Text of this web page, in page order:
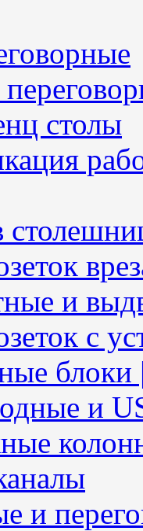
столы
и
с
блоки
и
и